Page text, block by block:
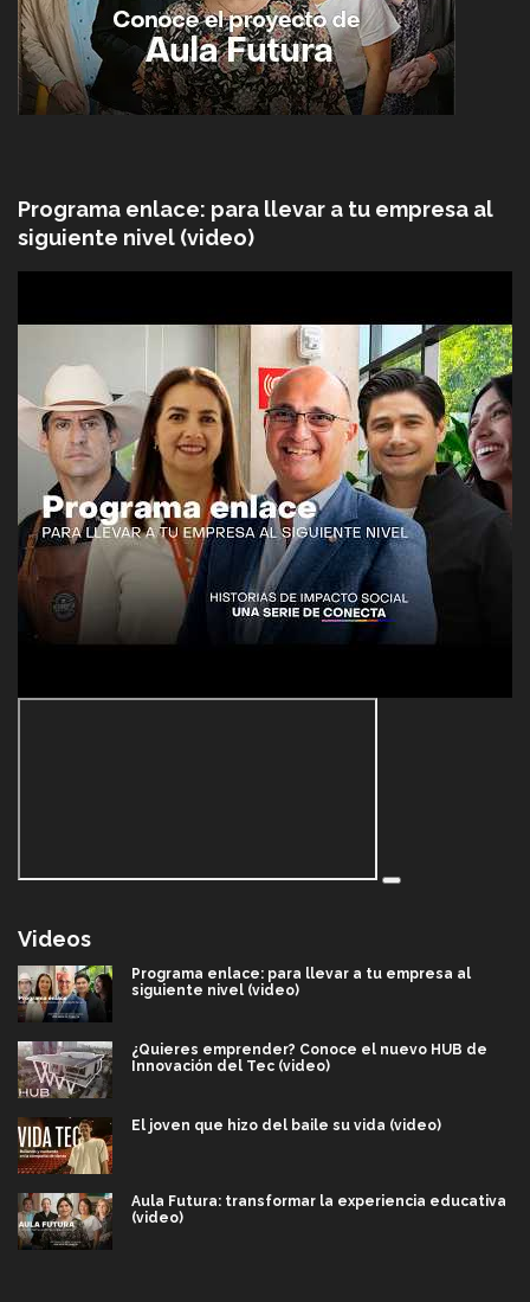
Programa enlace: para llevar a tu empresa al
siguiente nivel (video)
Videos
Programa enlace: para llevar a tu empresa al
siguiente nivel (video)
¿Quieres emprender? Conoce el nuevo HUB de
Innovación del Tec (video)
El joven que hizo del baile su vida (video)
Aula Futura: transformar la experiencia educativa
(video)